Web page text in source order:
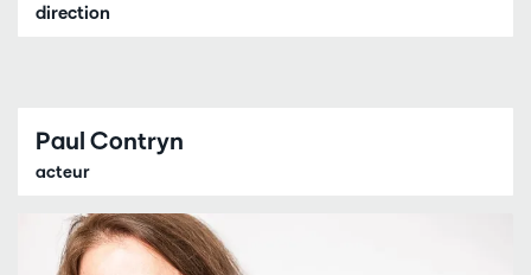
direction
Paul Contryn
acteur